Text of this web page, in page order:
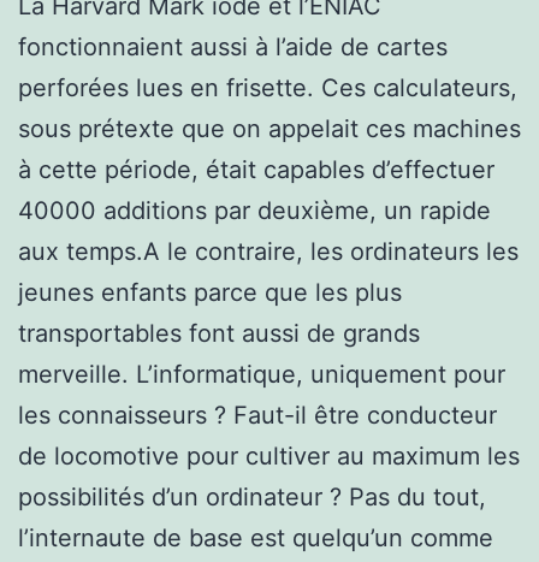
fonctionnaient aussi à l’aide de cartes
perforées lues en frisette. Ces calculateurs,
sous prétexte que on appelait ces machines
à cette période, était capables d’effectuer
40000 additions par deuxième, un rapide
aux temps.A le contraire, les ordinateurs les
jeunes enfants parce que les plus
transportables font aussi de grands
merveille. L’informatique, uniquement pour
les connaisseurs ? Faut-il être conducteur
de locomotive pour cultiver au maximum les
possibilités d’un ordinateur ? Pas du tout,
l’internaute de base est quelqu’un comme